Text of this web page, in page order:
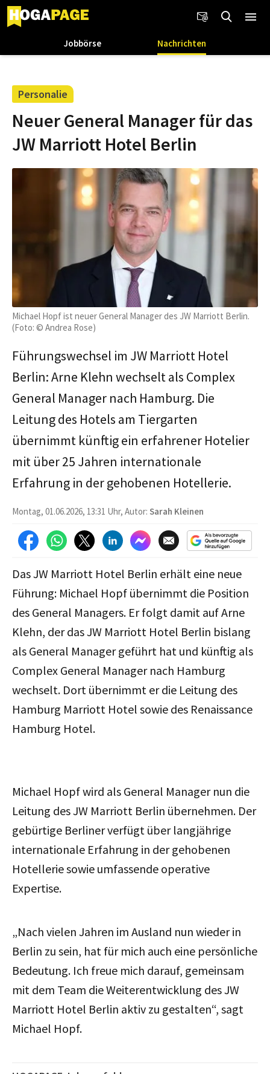
Jobbörse Nachrichten
Personalie
Neuer General Manager für das
JW Marriott Hotel Berlin
Michael Hopf ist neuer General Manager des JW Marriott Berlin.
(Foto: © Andrea Rose)
Führungswechsel im JW Marriott Hotel
Berlin: Arne Klehn wechselt als Complex
General Manager nach Hamburg. Die
Leitung des Hotels am Tiergarten
übernimmt künftig ein erfahrener Hotelier
mit über 25 Jahren internationale
Erfahrung in der gehobenen Hotellerie.
Montag, 01.06.2026, 13:31 Uhr, Autor: Sarah Kleinen
Das JW Marriott Hotel Berlin erhält eine neue
Führung: Michael Hopf übernimmt die Position
des General Managers. Er folgt damit auf Arne
Klehn, der das JW Marriott Hotel Berlin bislang
als General Manager geführt hat und künftig als
Complex General Manager nach Hamburg
wechselt. Dort übernimmt er die Leitung des
Hamburg Marriott Hotel sowie des Renaissance
Hamburg Hotel.
Michael Hopf wird als General Manager nun die
Leitung des JW Marriott Berlin übernehmen. Der
gebürtige Berliner verfügt über langjährige
internationale Erfahrung in der gehobenen
Hotellerie sowie umfassende operative
Expertise.
„Nach vielen Jahren im Ausland nun wieder in
Berlin zu sein, hat für mich auch eine persönliche
Bedeutung. Ich freue mich darauf, gemeinsam
mit dem Team die Weiterentwicklung des JW
Marriott Hotel Berlin aktiv zu gestalten“, sagt
Michael Hopf.